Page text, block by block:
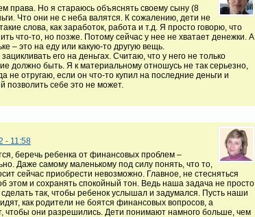
права. Но я стараюсь объяснять своему сыну (8
Что они не с неба валятся. К сожалению, дети не
слова, как заработок, работа и т.д. Я просто говорю, что
что-то, но позже. Потому сейчас у нее не хватает денежки. А
– это на еду или какую-то другую вещь.
его на деньгах. Считаю, что у него не только
должно быть. Я к материальному отношусь не так серьезно,
не отругаю, если он что-то купил на последние деньги и
позволить себе это не может.
- 11:58
беречь ребенка от финансовых проблем –
Даже самому маленькому под силу понять, что то,
сейчас приобрести невозможно. Главное, не стесняться
этом и сохранять спокойный тон. Ведь наша задача не просто
сделать так, чтобы ребенок услышал и задумался. Пусть наши
как родители не боятся финансовых вопросов, а
чтобы они разрешились. Дети понимают намного больше, чем